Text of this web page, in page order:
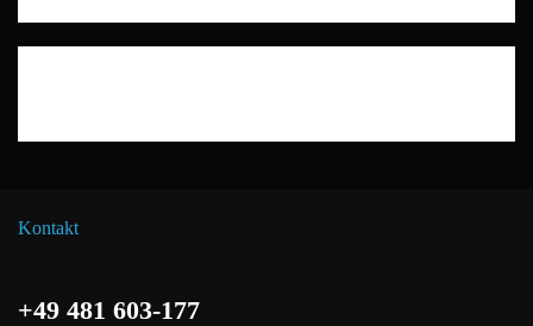
Kontakt
+49 481 603-177